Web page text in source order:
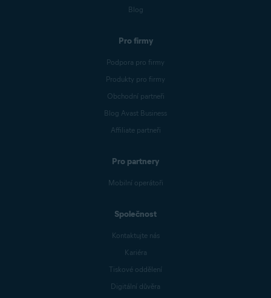
Blog
Pro firmy
Podpora pro firmy
Produkty pro firmy
Obchodní partneři
Blog Avast Business
Affiliate partneři
Pro partnery
Mobilní operátoři
Společnost
Kontaktujte nás
Kariéra
Tiskové oddělení
Digitální důvěra